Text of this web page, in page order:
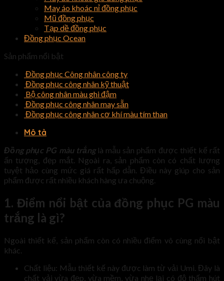
May áo khoác nỉ đồng phục
Mũ đồng phục
Tạp dề đồng phục
Đồng phục Ocean
Sản phẩm nổi bật
Đồng phục Công nhân công ty
Đồng phục công nhân kỹ thuật
Bộ công nhân màu ghi đậm
Đồng phục công nhân may sẵn
Đồng phục công nhân cơ khí màu tím than
Mô tả
Đồng phục PG màu trắnglà mẫu sản phẩm được thiết kế rất
ấn tượng, đẹp mắt. Ngoài ra, sản phẩm còn có chất lượng
tuyệt hảo cùng mức giá rất hấp dẫn. Điều này giúp cho sản
phẩm được rất nhiều khách hàng ưa chuộng.
1. Điểm nổi bật của đồng phục PG màu
trắng là gì?
Ngoài thiết kế, sản phẩm còn có nhiều điểm vô cùng nổi bật
khác.
Chất liệu: Mẫu thiết kế này được làm từ vải Umi. Đây là
chất vải vừa đẹp, vừa mềm, vừa nhẹ lại có độ thấm hút